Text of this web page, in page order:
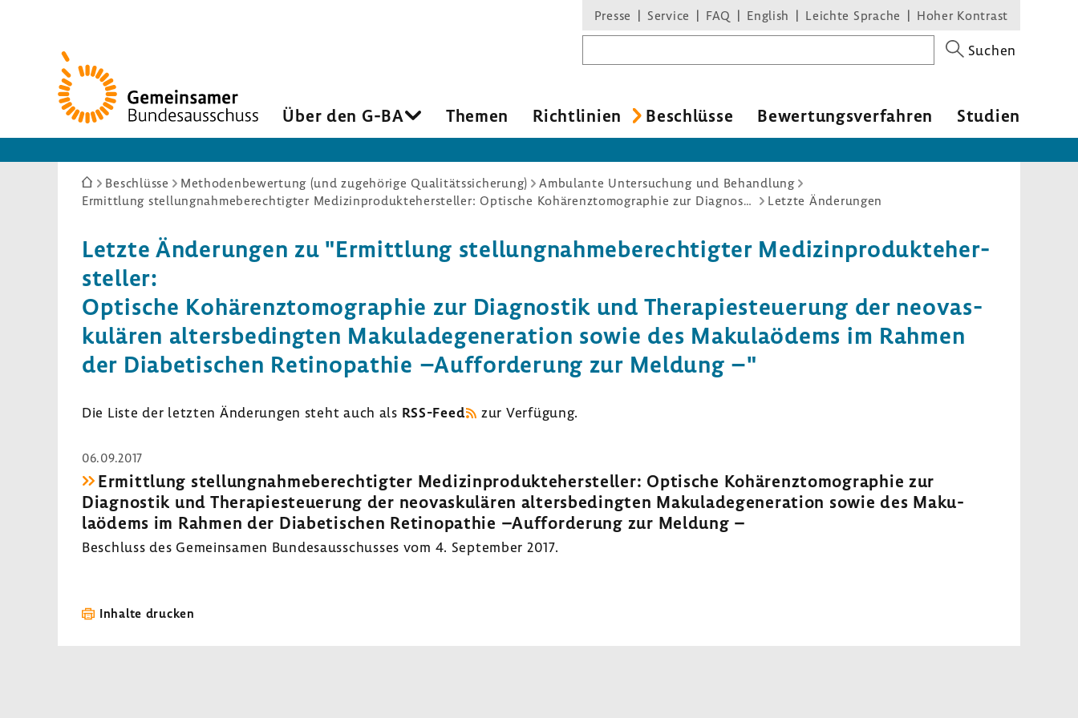
Zur
Startseite
Presse Service FAQ English Leichte Sprache Hoher Kontrast
Suchen
Über den G-BA Themen Richt­li­nien Beschlüsse Bewer­tungs­ver­fahren Studien
Sie
sind
Beschlüsse Methodenbewertung (und zugehörige Qualitätssicherung)
Ambulante Untersuchung und Behandlung
Ermittlung stellungnahmeberechtigter Medizinproduktehersteller: Optische Kohärenztomographie zur Diagnostik und Therapiesteuerung der neovaskulären altersbedingten Makuladegeneration sowie des Makulaödems im Rahmen der Diabetischen Retinopathie –Aufforderung zur Meldung –
Letzte Änderungen
Letzte Ände­rungen zu "Ermitt­lung stel­lung­nah­me­be­rech­tigter Medi­zin­pro­dukte­her­
steller:
Opti­sche Kohä­renz­to­mo­gra­phie zur Diagnostik und Thera­pie­steue­rung der neovas­
ku­lären alters­be­dingten Maku­la­de­ge­ne­ra­tion sowie des Maku­laödems im Rahmen
der Diabe­ti­schen Reti­no­pa­thie –Auffor­de­rung zur Meldung –"
Die Liste der letzten Ände­rungen steht auch als RSS-​Feed zur Verfü­gung.
06.09.2017
Ermitt­lung stel­lung­nah­me­be­rech­tigter Medi­zin­pro­dukte­her­steller: Opti­sche Kohä­renz­to­mo­gra­phie zur
Diagnostik und Thera­pie­steue­rung der neovas­ku­lären alters­be­dingten Maku­la­de­ge­ne­ra­tion sowie des Maku­
laödems im Rahmen der Diabe­ti­schen Reti­no­pa­thie –Auffor­de­rung zur Meldung –
Beschluss des Gemein­samen Bundes­aus­schusses vom 4. September 2017.
Inhalte drucken